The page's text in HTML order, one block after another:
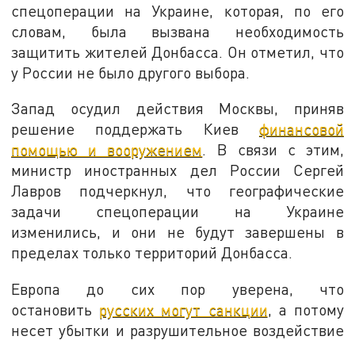
спецоперации на Украине, которая, по его
словам, была вызвана необходимость
защитить жителей Донбасса. Он отметил, что
у России не было другого выбора.
Запад осудил действия Москвы, приняв
решение поддержать Киев финансовой
помощью и вооружением. В связи с этим,
министр иностранных дел России Сергей
Лавров подчеркнул, что географические
задачи спецоперации на Украине
изменились, и они не будут завершены в
пределах только территорий Донбасса.
Европа до сих пор уверена, что
остановить русских могут санкции, а потому
несет убытки и разрушительное воздействие